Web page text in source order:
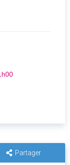
Partager